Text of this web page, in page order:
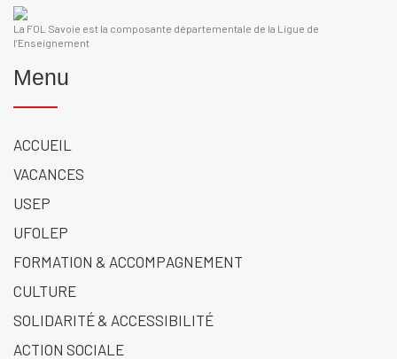
La FOL Savoie est la composante départementale de la Ligue de
l’Enseignement
Menu
ACCUEIL
VACANCES
USEP
UFOLEP
FORMATION & ACCOMPAGNEMENT
CULTURE
SOLIDARITÉ & ACCESSIBILITÉ
ACTION SOCIALE